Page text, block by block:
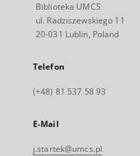
Biblioteka UMCS
ul. Radziszewskiego 11
20-031 Lublin, Poland
Telefon
(+48) 81 537 58 93
E-Mail
j.startek@umcs.pl